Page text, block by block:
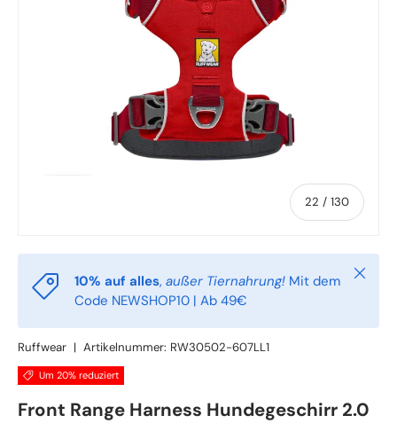
22 / von
130
10% auf alles, außer Tiernahrung! Mit dem
Code NEWSHOP10 | Ab 49€
Ruffwear | Artikelnummer: RW30502-607LL1
Um 20% reduziert
Ruffwear
Front Range Harness Hundegeschirr 2.0